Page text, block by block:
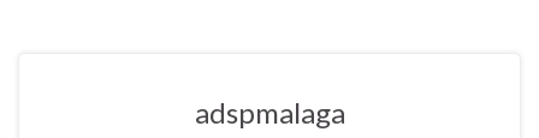
adspmalaga